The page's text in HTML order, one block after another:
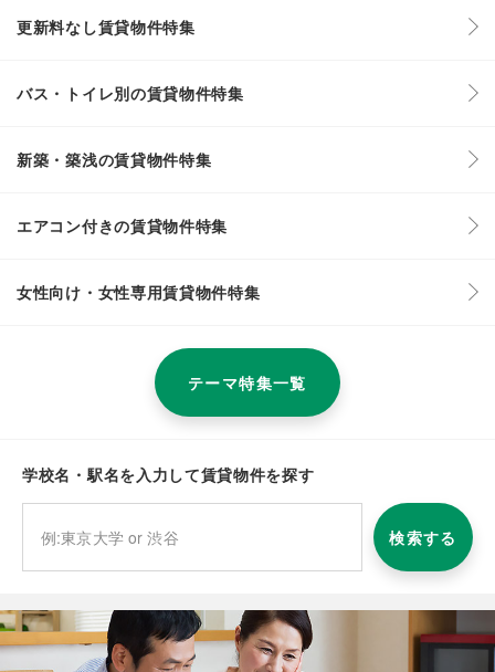
更新料なし賃貸物件特集
バス・トイレ別の賃貸物件特集
新築・築浅の賃貸物件特集
エアコン付きの賃貸物件特集
女性向け・女性専用賃貸物件特集
テーマ特集一覧
学校名・駅名を入力して賃貸物件を探す
検索する